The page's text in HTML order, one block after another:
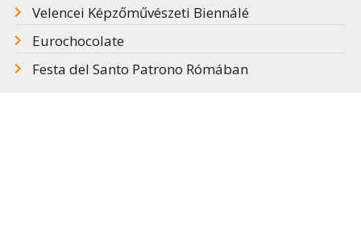
Velencei Képzőművészeti Biennálé
Eurochocolate
Festa del Santo Patrono Rómában